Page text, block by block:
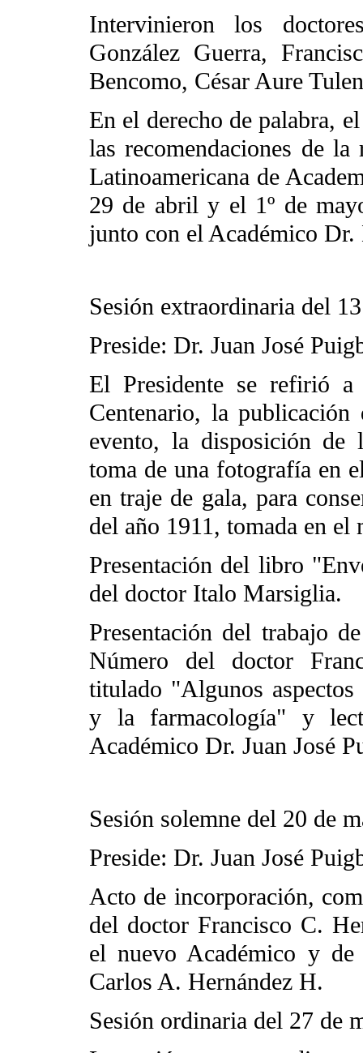
Intervinieron los
González Guerra,
Bencomo, César Aure
En el derecho de palabra,
las recomendaciones de
Latinoamericana de
29 de abril y el 1º de
junto con el Académico
Sesión extraordinaria del
Preside: Dr. Juan José
El Presidente se refirió a
Centenario, la
evento, la disposición de
toma de una fotografía en
en traje de gala, para
del año 1911, tomada en el
Presentación del libro
del doctor Italo Marsiglia.
Presentación del trabajo
Número del doctor
titulado "Algunos
y la farmacología" y
Académico Dr. Juan José
Sesión solemne del 20 de
Preside: Dr. Juan José
Acto de incorporación,
del doctor Francisco C.
el nuevo Académico y
Carlos A. Hernández H.
Sesión ordinaria del 27 de